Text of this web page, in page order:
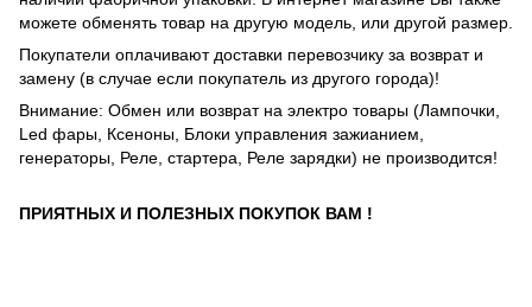
можете обменять товар на другую модель, или другой размер.
Покупатели оплачивают доставки перевозчику за возврат и
замену (в случае если покупатель из другого города)!
Внимание: Обмен или возврат на электро товары (Лампочки,
Led фары, Ксеноны, Блоки управления зажианием,
генераторы, Реле, стартера, Реле зарядки) не производится!
ПРИЯТНЫХ И ПОЛЕЗНЫХ ПОКУПОК ВАМ !